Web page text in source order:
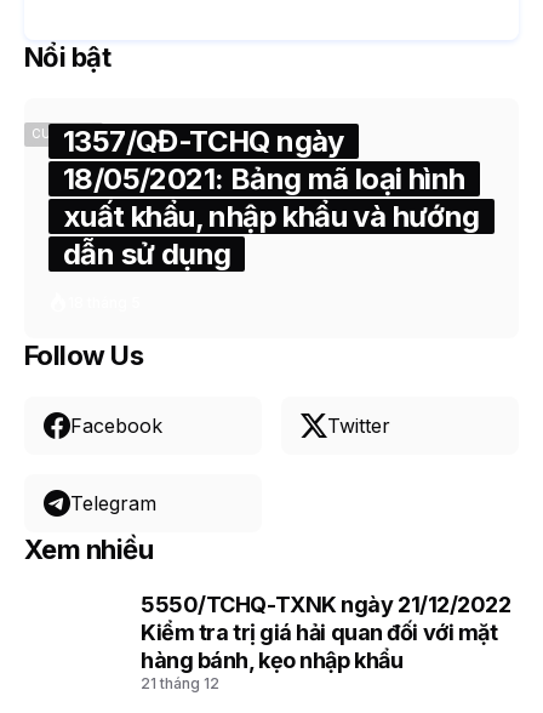
Nổi bật
CUSTOMS1357/QĐ-TCHQ ngày
18/05/2021: Bảng mã loại hình
xuất khẩu, nhập khẩu và hướng
dẫn sử dụng
Follow Us
Facebook Twitter
Telegram
Xem nhiều
5550/TCHQ-TXNK ngày 21/12/2022
Kiểm tra trị giá hải quan đối với mặt
hàng bánh, kẹo nhập khẩu
21 tháng 12